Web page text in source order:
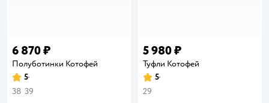
6 870 ₽
Полуботинки Котофей
Рейтинг:
5
38 39
5 980 ₽
Туфли Котофей
Рейтинг:
5
29